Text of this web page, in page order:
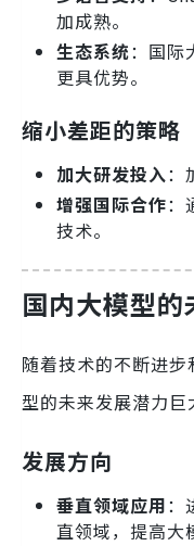
加成熟。
生态系统：国际
更具优势。
缩小差距的策略
加大研发投入：
增强国际合作：
技术。
国内大模型的
随着技术的不断进
型的未来发展潜力巨
发展方向
垂直领域应用：
直领域，提高大